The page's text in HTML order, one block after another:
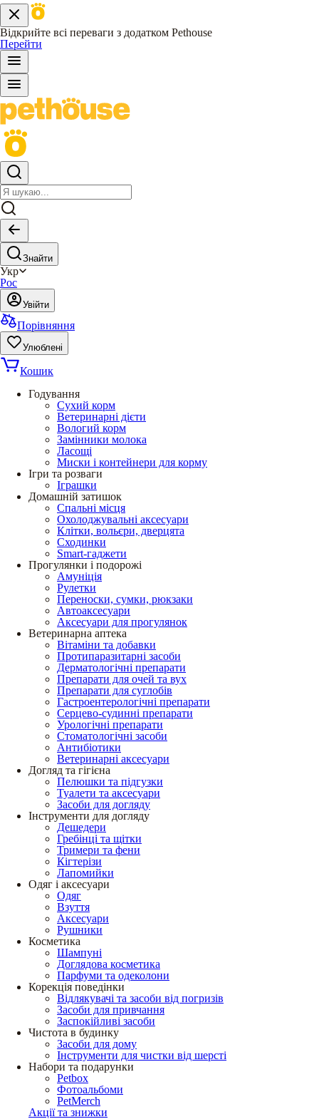
Відкрийте всі переваги з додатком Pethouse
Перейти
Знайти
Укр
Рос
Увійти
Порівняння
Улюблені
Кошик
Годування
Сухий корм
Ветеринарні дієти
Вологий корм
Замінники молока
Ласощі
Миски і контейнери для корму
Ігри та розваги
Іграшки
Домашній затишок
Спальні місця
Охолоджувальні аксесуари
Клітки, вольєри, дверцята
Сходинки
Smart-гаджети
Прогулянки і подорожі
Амуніція
Рулетки
Переноски, сумки, рюкзаки
Автоаксесуари
Аксесуари для прогулянок
Ветеринарна аптека
Вітаміни та добавки
Протипаразитарні засоби
Дерматологічні препарати
Препарати для очей та вух
Препарати для суглобів
Гастроентерологічні препарати
Серцево-судинні препарати
Урологічні препарати
Стоматологічні засоби
Антибіотики
Ветеринарні аксесуари
Догляд та гігієна
Пелюшки та підгузки
Туалети та аксесуари
Засоби для догляду
Інструменти для догляду
Дешедери
Гребінці та щітки
Тримери та фени
Кігтерізи
Лапомийки
Одяг і аксесуари
Одяг
Взуття
Аксесуари
Рушники
Косметика
Шампуні
Доглядова косметика
Парфуми та одеколони
Корекція поведінки
Відлякувачі та засоби від погризів
Засоби для привчання
Заспокійливі засоби
Чистота в будинку
Засоби для дому
Інструменти для чистки від шерсті
Набори та подарунки
Petbox
Фотоальбоми
PetMerch
Акції та знижки